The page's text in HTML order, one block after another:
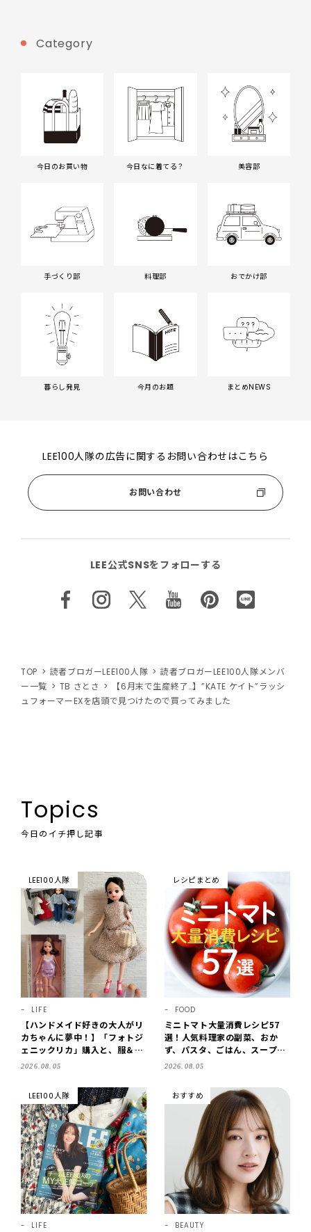
Category
今日のお買い物 今日なに着てる？ 美容部
手づくり部 料理部 おでかけ部
暮らし発見 今月のお題 まとめNEWS
LEE100人隊の広告に関するお問い合わせはこちら
お問い合わせ
LEE公式SNSをフォローする
TOP 読者ブロガーLEE100人隊
読者ブロガーLEE100人隊メンバ
ー一覧
TB さとさ
【6月末で生産終了…】”KATE ケイト”ラッシ
ュフォーマーEXを店頭で見つけたので買ってみました
Topics
今日のイチ押し記事
LEE100人隊
LIFE
【ハンドメイド好きの大人がリ
カちゃんに夢中！】「フォトジ
ェニックリカ」購入と、服＆ク
ローゼットの手づくり実例をご
2026.08.05
レシピまとめ
FOOD
ミニトマト大量消費レシピ57
選！人気料理家の副菜、おか
ず、パスタ、ごはん、スープま
で【保存版】
2026.08.05
LEE100人隊
LIFE
おすすめ
BEAUTY